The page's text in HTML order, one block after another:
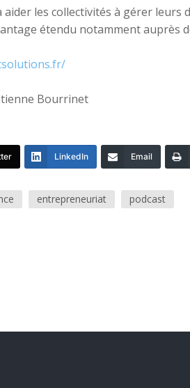
aider les collectivités à gérer leurs
étendu notamment auprès
Bourrinet
LinkedIn Email
entrepreneuriat podcast